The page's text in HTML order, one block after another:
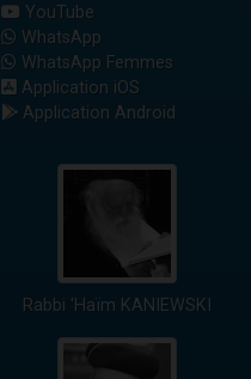
YouTube
WhatsApp
WhatsApp Femmes
Application iOS
Application Android
Rabbi 'Haïm KANIEWSKI